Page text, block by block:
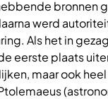
bronnen
werd
Als het in
eerste plaats
maar ook